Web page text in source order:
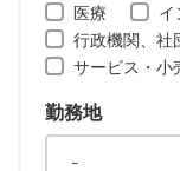
医療
イ
行政機関、社
サービス・小
勤務地